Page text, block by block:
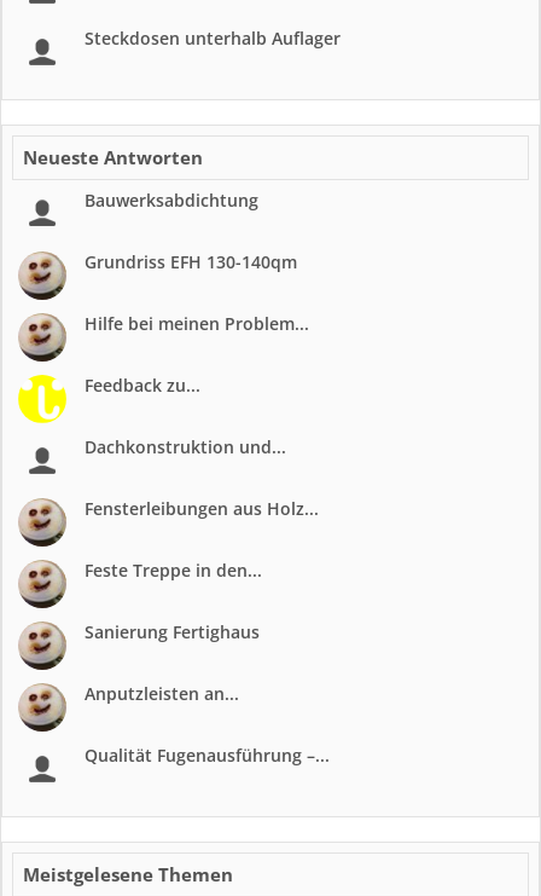
Steckdosen unterhalb Auflager
Neueste Antworten
Bauwerksabdichtung
Grundriss EFH 130-140qm
Hilfe bei meinen Problem...
Feedback zu...
Dachkonstruktion und...
Fensterleibungen aus Holz...
Feste Treppe in den...
Sanierung Fertighaus
Anputzleisten an...
Qualität Fugenausführung –...
Meistgelesene Themen